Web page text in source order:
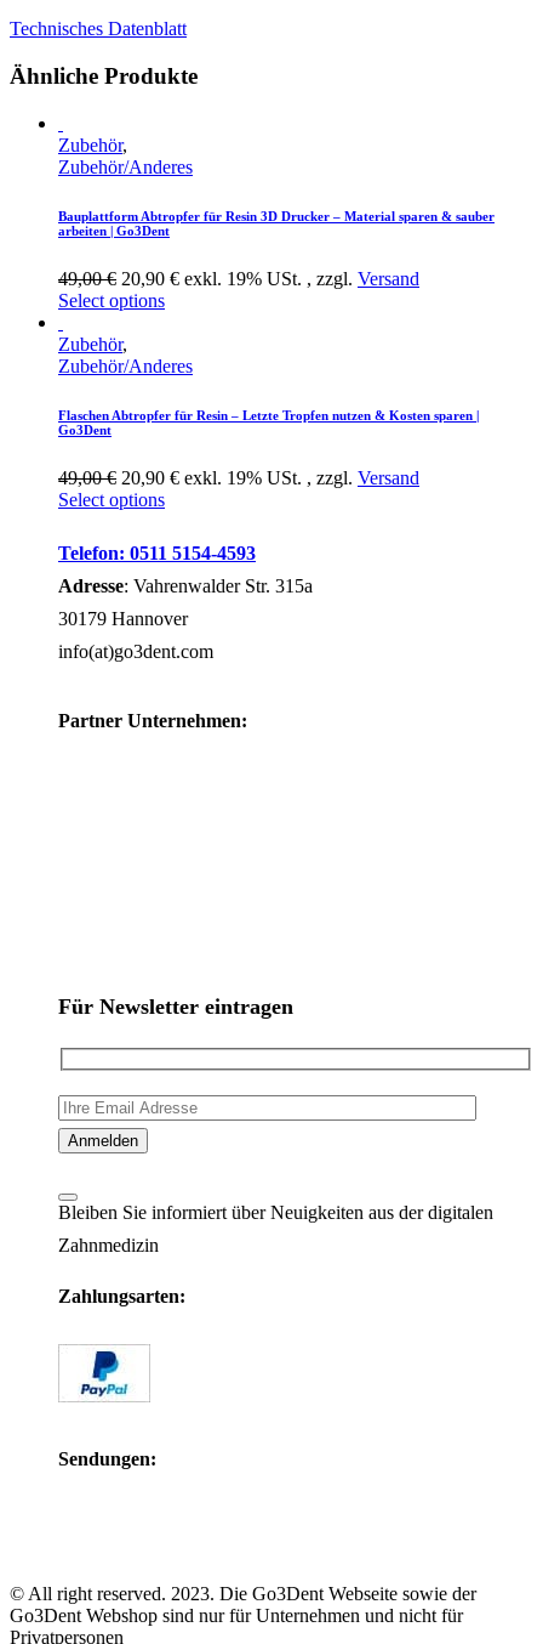
Technisches Datenblatt
Ähnliche Produkte
Zubehör,
Zubehör/Anderes
Bauplattform Abtropfer für Resin 3D Drucker – Material sparen & sauber
arbeiten | Go3Dent
49,00 € 20,90 € exkl. 19% USt. , zzgl. Versand
Select options
Zubehör,
Zubehör/Anderes
Flaschen Abtropfer für Resin – Letzte Tropfen nutzen & Kosten sparen |
Go3Dent
49,00 € 20,90 € exkl. 19% USt. , zzgl. Versand
Select options
Telefon: 0511 5154-4593
Adresse: Vahrenwalder Str. 315a
30179 Hannover
info(at)go3dent.com
Partner Unternehmen:
Für Newsletter eintragen
Bleiben Sie informiert über Neuigkeiten aus der digitalen
Zahnmedizin
Zahlungsarten:
Sendungen:
© All right reserved. 2023. Die Go3Dent Webseite sowie der
Go3Dent Webshop sind nur für Unternehmen und nicht für
Privatpersonen